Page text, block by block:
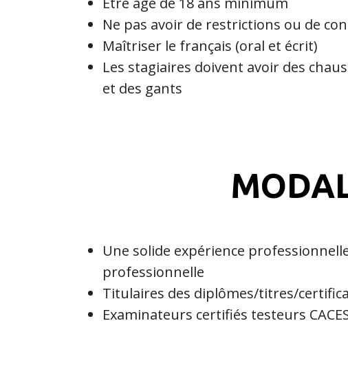
Ne pas avoir de restrictions ou de
Maîtriser le français (oral et écrit)
Les stagiaires doivent avoir des
et des gants
Une solide expérience
professionnelle
Titulaires des diplômes/titres/
Examinateurs certifiés testeurs